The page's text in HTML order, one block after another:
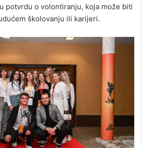
potvrdu o volontiranju, koja može biti
školovanju ili karijeri.